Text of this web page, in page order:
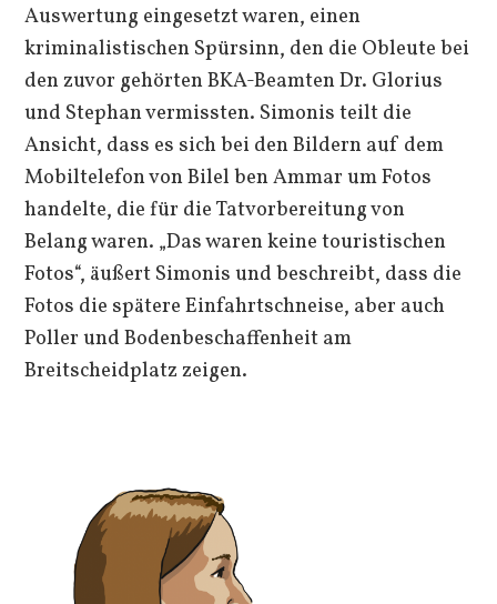
Auswertung eingesetzt waren, einen
kriminalistischen Spürsinn, den die Obleute bei
den zuvor gehörten BKA-Beamten Dr. Glorius
und Stephan vermissten. Simonis teilt die
Ansicht, dass es sich bei den Bildern auf dem
Mobiltelefon von Bilel ben Ammar um Fotos
handelte, die für die Tatvorbereitung von
Belang waren. „Das waren keine touristischen
Fotos“, äußert Simonis und beschreibt, dass die
Fotos die spätere Einfahrtschneise, aber auch
Poller und Bodenbeschaffenheit am
Breitscheidplatz zeigen.